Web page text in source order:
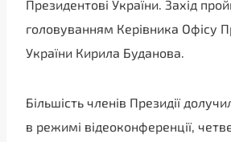
Президентові України. Захід
головуванням Керівника Офісу
України Кирила Буданова.
Більшість членів Президії
в режимі відеоконференції,